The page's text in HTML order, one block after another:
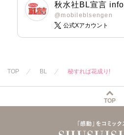
秋水社BL宣言 info
@mobileblsengen
公式Xアカウント
TOP BL 秘すれば花成り!
TOP